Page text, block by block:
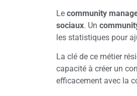
Le community
sociaux. Un
les statistiques pour
La clé de ce métier
capacité à créer un
efficacement avec la